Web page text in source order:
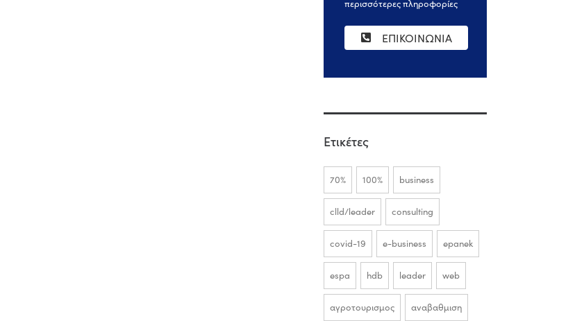
περισσότερες πληροφορίες
ΕΠΙΚΟΙΝΩΝΙΑ
Ετικέτες
70% 100% business
clld/leader consulting
covid-19 e-business epanek
espa hdb leader web
αγροτουρισμος αναβαθμιση